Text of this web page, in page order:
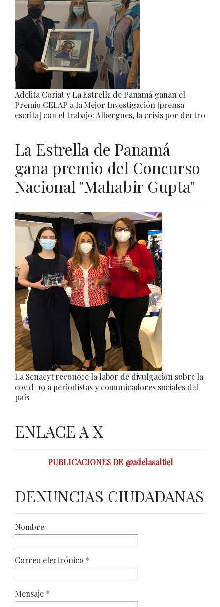
Adelita Coriat y La Estrella de Panamá ganan el
Premio CELAP a la Mejor Investigación [prensa
escrita] con el trabajo: Albergues, la crisis por dentro
La Estrella de Panamá
gana premio del Concurso
Nacional "Mahabir Gupta"
La Senacyt reconoce la labor de divulgación sobre la
covid-19 a periodistas y comunicadores sociales del
país
ENLACE A X
PUBLICACIONES DE @adelasaltiel
DENUNCIAS CIUDADANAS
Nombre
Correo electrónico *
Mensaje *